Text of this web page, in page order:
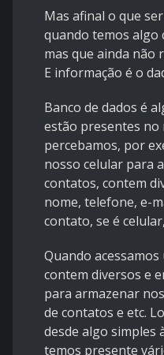
Mas afinal o que
quando temos algo
mas que ainda não
E informação é o
Banco de dados é
estão presentes no
percebamos, por
nosso celular para
contatos, contem
nome, telefone, e-
contato, se é
Quando
contem diversos e
para armazenar
de contatos e etc.
desde algo simples
temos presente